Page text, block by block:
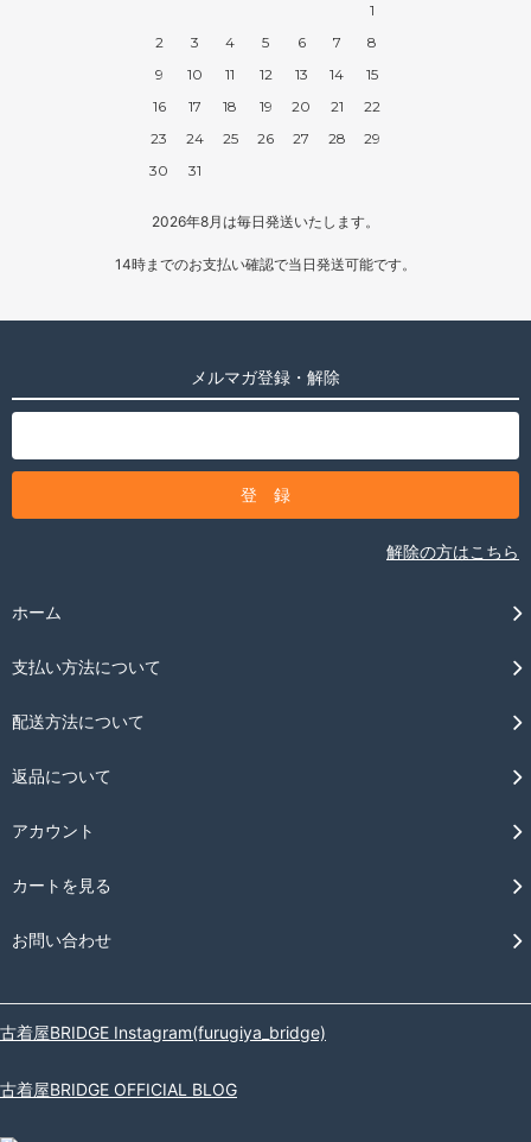
1
2
3 4 5 6 7
8
9
10 11 12 13 14
15
16
17 18 19 20 21
22
23
24 25 26 27 28
29
30
31
2026年8月は毎日発送いたします。
14時までのお支払い確認で当日発送可能です。
メルマガ登録・解除
解除の方はこちら
ホーム
支払い方法について
配送方法について
返品について
アカウント
カートを見る
お問い合わせ
古着屋BRIDGE Instagram(furugiya_bridge)
古着屋BRIDGE OFFICIAL BLOG